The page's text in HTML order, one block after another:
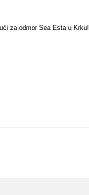
za odmor Sea Esta u Krku!